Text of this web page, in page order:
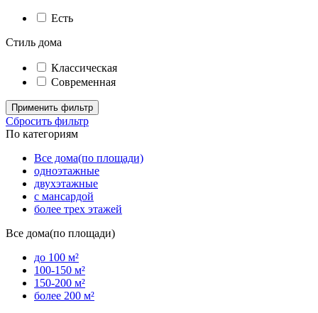
Есть
Стиль дома
Классическая
Современная
Применить фильтр
Сбросить фильтр
По категориям
Все дома(по площади)
одноэтажные
двухэтажные
с мансардой
более трех этажей
Все дома(по площади)
до 100 м²
100-150 м²
150-200 м²
более 200 м²